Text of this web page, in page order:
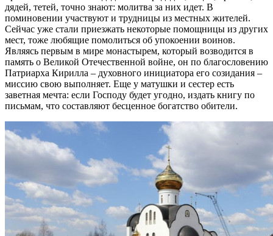
дядей, тетей, точно знают: молитва за них идет. В
поминовении участвуют и трудницы из местных жителей.
Сейчас уже стали приезжать некоторые помощницы из других
мест, тоже любящие помолиться об упокоении воинов.
Являясь первым в мире монастырем, который возводится в
память о Великой Отечественной войне, он по благословению
Патриарха Кирилла – духовного инициатора его созидания –
миссию свою выполняет. Еще у матушки и сестер есть
заветная мечта: если Господу будет угодно, издать книгу по
письмам, что составляют бесценное богатство обители.